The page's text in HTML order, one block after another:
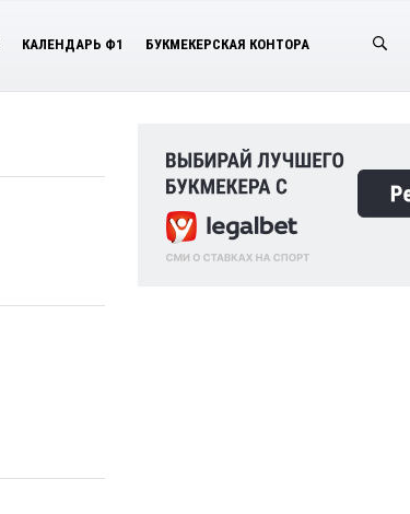
КАЛЕНДАРЬ Ф1 БУКМЕКЕРСКАЯ КОНТОРА